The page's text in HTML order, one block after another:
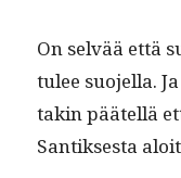
On selvää että
tulee suo­jel­la.
takin päätel­lä
San­tik­ses­ta